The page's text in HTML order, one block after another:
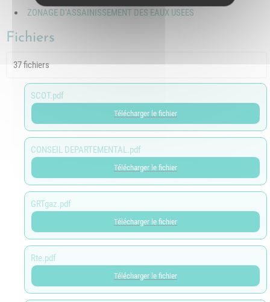
ZONAGE D'ASSAINISSEMENT DES EAUX USEES
Fichiers
37 fichiers
SCOT.pdf
Télécharger le fichier
CONSEIL DEPARTEMENTAL.pdf
Télécharger le fichier
GRTgaz.pdf
Télécharger le fichier
Rte.pdf
Télécharger le fichier